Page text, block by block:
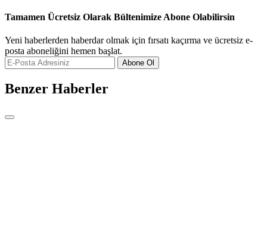
Tamamen Ücretsiz Olarak Bültenimize Abone Olabilirsin
Yeni haberlerden haberdar olmak için fırsatı kaçırma ve ücretsiz e-
posta aboneliğini hemen başlat.
Abone Ol
Benzer Haberler